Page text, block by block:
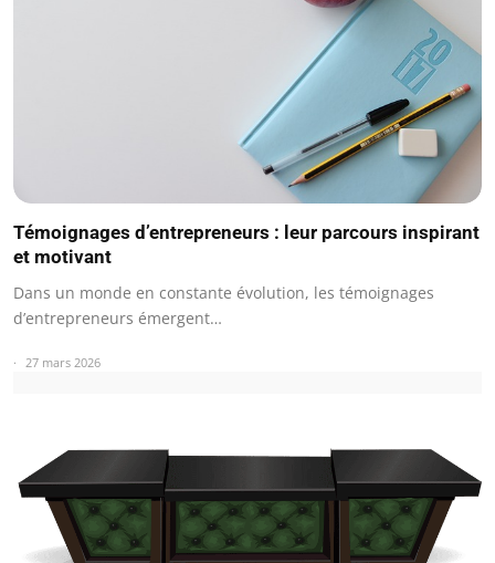
Témoignages d’entrepreneurs : leur parcours inspirant
et motivant
Dans un monde en constante évolution, les témoignages
d’entrepreneurs émergent…
27 mars 2026